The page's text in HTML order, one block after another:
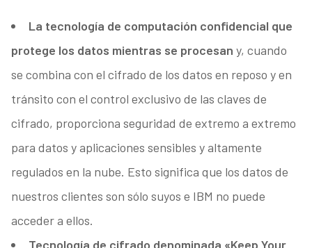
La tecnología de computación confidencial que
protege los datos mientras se procesan y, cuando
se combina con el cifrado de los datos en reposo y en
tránsito con el control exclusivo de las claves de
cifrado, proporciona seguridad de extremo a extremo
para datos y aplicaciones sensibles y altamente
regulados en la nube. Esto significa que los datos de
nuestros clientes son sólo suyos e IBM no puede
acceder a ellos.
Tecnología de cifrado denominada «Keep Your